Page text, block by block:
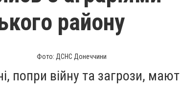
району
Фото: ДСНС Донеччини
попри війну та загрози,